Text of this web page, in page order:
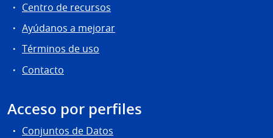
Centro de recursos
Ayúdanos a mejorar
Términos de uso
Contacto
Acceso por perfiles
Conjuntos de Datos